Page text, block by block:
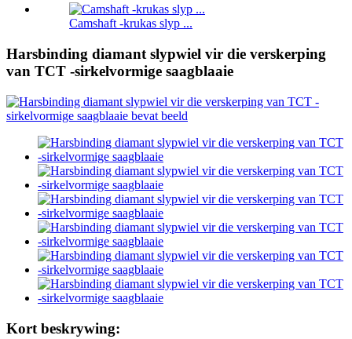
Camshaft -krukas slyp ...
Harsbinding diamant slypwiel vir die verskerping
van TCT -sirkelvormige saagblaaie
Kort beskrywing: